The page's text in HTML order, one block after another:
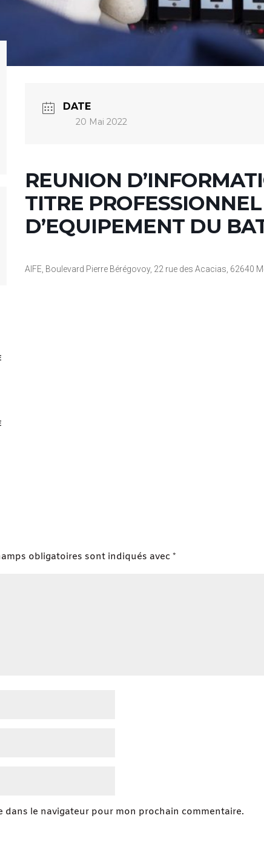
DATE
20 Mai 2022
REUNION
TITRE
D’EQUIPEMENT DU
AIFE, Boulevard Pierre Bérégovoy, 22 rue des Acacias, 62640
obligatoires sont indiqués avec *
le navigateur pour mon prochain commentaire.